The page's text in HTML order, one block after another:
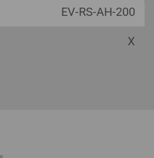
EV-RS-AH-200
X